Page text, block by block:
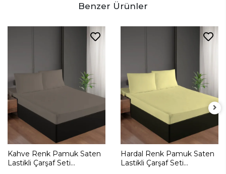
Benzer Ürünler
Kahve Renk Pamuk Saten
Lastikli Çarşaf Seti
Hardal Renk Pamuk Saten
Lastikli Çarşaf Seti